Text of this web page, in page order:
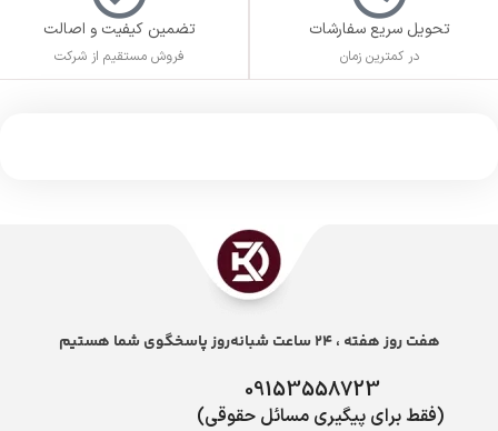
تحویل سریع سفارشات
در کمترین زمان
تضمین کیفیت و اصالت
فروش مستقیم از شرکت
هفت روز هفته ، 24 ساعت شبانه‌روز پاسخگوی شما هستیم
09153558723
(فقط برای پیگیری مسائل حقوقی)